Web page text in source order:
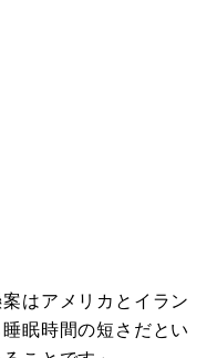
はアメリカとイラン
眠時間の短さだとい